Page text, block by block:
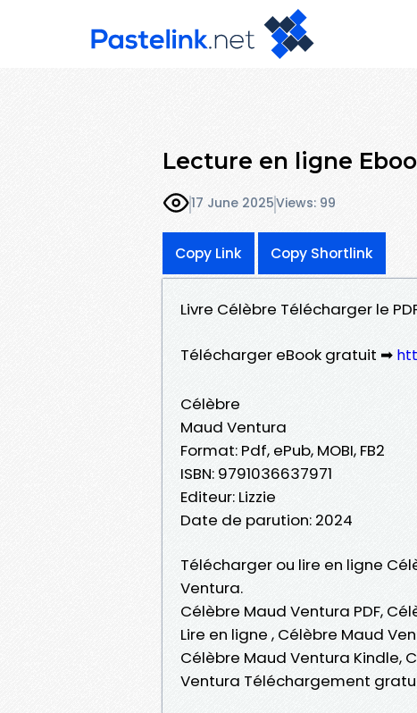
Lecture en ligne
17 June 2025Views: 99
Copy Link Copy Shortlink
Livre Célèbre Télécharger le
Télécharger eBook gratuit ➡
Célèbre
Maud Ventura
Format: Pdf, ePub, MOBI, FB2
ISBN: 9791036637971
Editeur: Lizzie
Date de parution: 2024
Télécharger ou lire en ligne
Ventura.
Célèbre Maud Ventura PDF,
Lire en ligne , Célèbre Maud
Célèbre Maud Ventura Kindle,
Ventura Téléchargement